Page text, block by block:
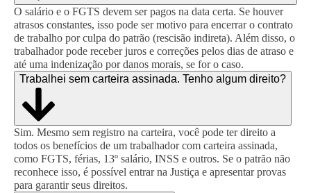
O salário e o FGTS devem ser pagos na data certa. Se houver
atrasos constantes, isso pode ser motivo para encerrar o contrato
de trabalho por culpa do patrão (rescisão indireta). Além disso, o
trabalhador pode receber juros e correções pelos dias de atraso e
até uma indenização por danos morais, se for o caso.
Trabalhei sem carteira assinada. Tenho algum direito?
Sim. Mesmo sem registro na carteira, você pode ter direito a
todos os benefícios de um trabalhador com carteira assinada,
como FGTS, férias, 13º salário, INSS e outros. Se o patrão não
reconhece isso, é possível entrar na Justiça e apresentar provas
para garantir seus direitos.